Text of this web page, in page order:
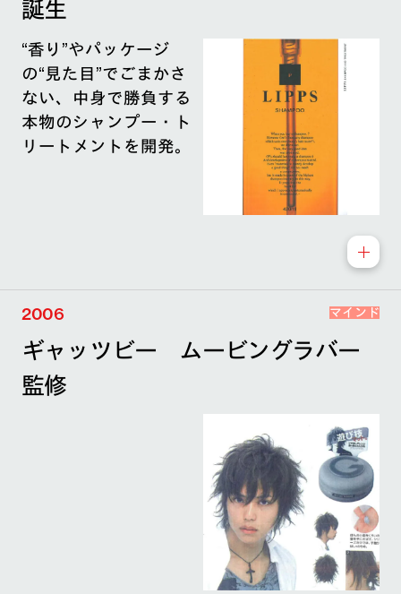
誕生
“香り”やパッケージ
の“見た目”でごまかさ
ない、中身で勝負する
本物のシャンプー・ト
リートメントを開発。
2006 マインド
ギャッツビー ムービングラバー
監修